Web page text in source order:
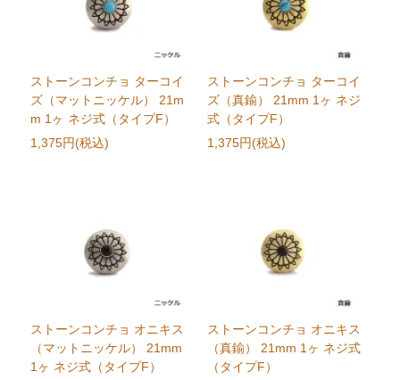
ストーンコンチョ ターコイ
ズ（マットニッケル） 21m
m 1ヶ ネジ式（タイプF）
1,375円(税込)
ストーンコンチョ ターコイ
ズ（真鍮） 21mm 1ヶ ネジ
式（タイプF）
1,375円(税込)
ストーンコンチョ オニキス
（マットニッケル） 21mm
1ヶ ネジ式（タイプF）
ストーンコンチョ オニキス
（真鍮） 21mm 1ヶ ネジ式
（タイプF）